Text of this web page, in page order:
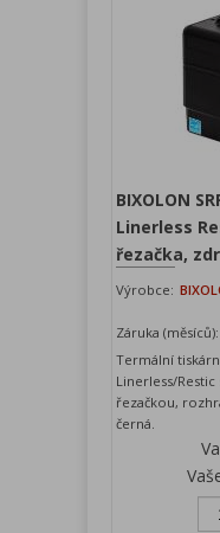
BIXOLON
Linerless
řezačka,
Výrobce:
Záruka (měsíců):
Termální
Linerless/
řezačkou,
černá.